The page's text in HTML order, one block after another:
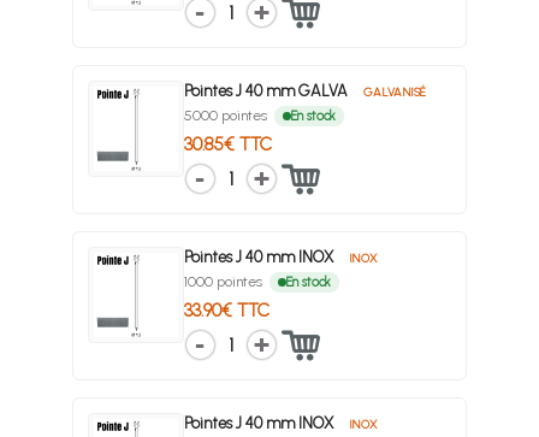
1
Pointes J 40 mm GALVA GALVANISÉ
5000 pointes En stock
30.85€ TTC
1
Pointes J 40 mm INOX INOX
1000 pointes En stock
33.90€ TTC
1
Pointes J 40 mm INOX INOX